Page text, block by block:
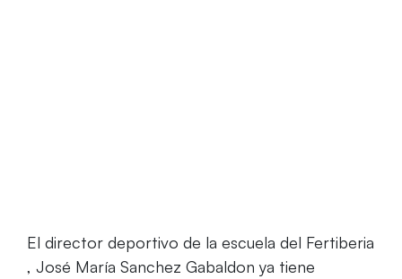
El director deportivo de la escuela del Fertiberia
, José María Sanchez Gabaldon ya tiene